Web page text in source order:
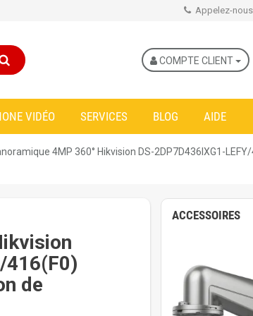
Appelez-nous
COMPTE CLIENT
VIDÉO SERVICES BLOG AIDE
4MP 360° Hikvision DS-2DP7D436IXG1-
416(F0)
de
ACCESSOIRES